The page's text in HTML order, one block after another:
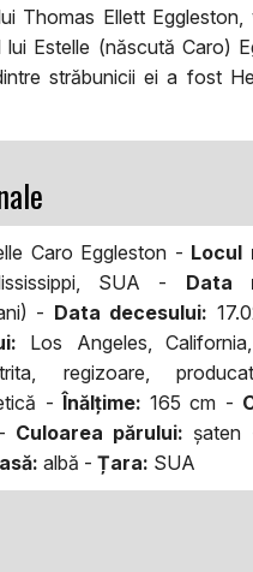
Thomas Ellett Eggleston,
Estelle (născută Caro)
străbunicii ei a fost
Caro Eggleston - Locul
SUA - Data
- Data decesului:
Los Angeles,
regizoare,
-Înălţime: 165 cm -
Culoarea părului: şaten
albă - Țara: SUA